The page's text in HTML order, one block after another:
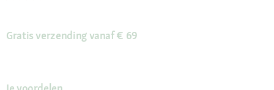
Gratis verzending vanaf € 69